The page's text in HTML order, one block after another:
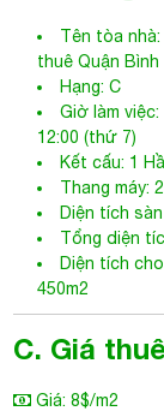
Tên tòa nhà:
thuê Quận Bình
Hạng: C
Giờ làm
12:00 (thứ 7)
Kết cấu: 1
Thang máy:
Diện tích
Tổng diện
Diện tích
450m2
C. Giá
Giá: 8$/m2